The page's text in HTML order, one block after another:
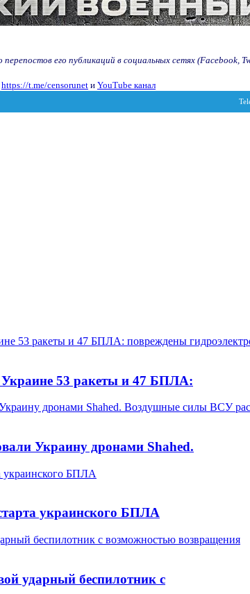
его публикаций в социальных сетях (Facebook,
https://t.me/censorunet и YouTube канал
53 ракеты и 47 БПЛА:
Украину дронами Shahed.
украинского БПЛА
ударный беспилотник с